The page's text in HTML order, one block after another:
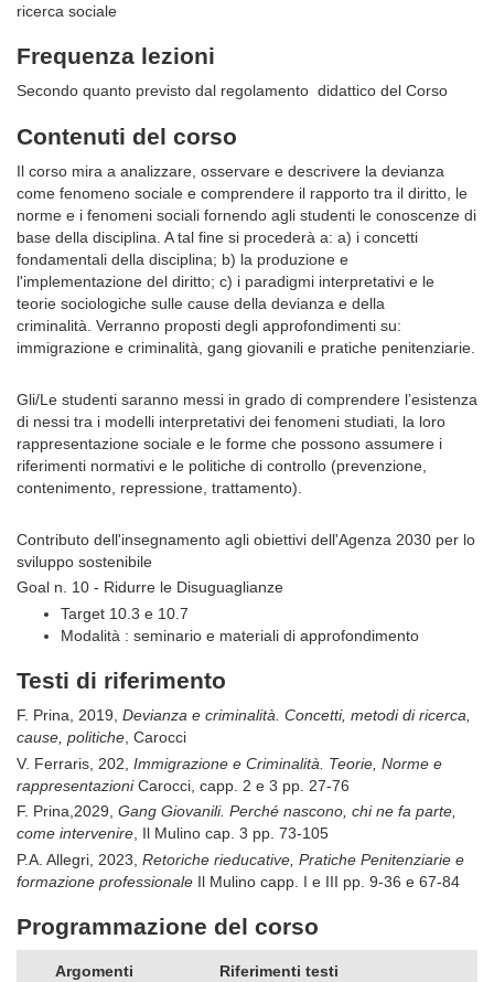
ricerca sociale
Frequenza lezioni
Secondo quanto previsto dal regolamento didattico del Corso
Contenuti del corso
Il corso mira a analizzare, osservare e descrivere la devianza
come fenomeno sociale e comprendere il rapporto tra il diritto, le
norme e i fenomeni sociali fornendo agli studenti le conoscenze di
base della disciplina. A tal fine si procederà a: a) i concetti
fondamentali della disciplina; b) la produzione e
l'implementazione del diritto; c) i paradigmi interpretativi e le
teorie sociologiche sulle cause della devianza e della
criminalità. Verranno proposti degli approfondimenti su:
immigrazione e criminalità, gang giovanili e pratiche penitenziarie.
Gli/Le studenti saranno messi in grado di comprendere l’esistenza
di nessi tra i modelli interpretativi dei fenomeni studiati, la loro
rappresentazione sociale e le forme che possono assumere i
riferimenti normativi e le politiche di controllo (prevenzione,
contenimento, repressione, trattamento).
Contributo dell'insegnamento agli obiettivi dell'Agenza 2030 per lo
sviluppo sostenibile
Goal n. 10 - Ridurre le Disuguaglianze
Target 10.3 e 10.7
Modalità : seminario e materiali di approfondimento
Testi di riferimento
F. Prina, 2019, Devianza e criminalità. Concetti, metodi di ricerca,
cause, politiche , Carocci
V. Ferraris, 202, Immigrazione e Criminalità. Teorie, Norme e
rappresentazioniCarocci, capp. 2 e 3 pp. 27-76
F. Prina,2029, Gang Giovanili. Perché nascono, chi ne fa parte,
come intervenire , Il Mulino cap. 3 pp. 73-105
P.A. Allegri, 2023, Retoriche rieducative, Pratiche Penitenziarie e
formazione professionale Il Mulino capp. I e III pp. 9-36 e 67-84
Programmazione del corso
Argomenti Riferimenti testi